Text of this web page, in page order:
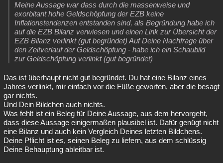
Meine Aussage war dass durch die massenweise und
exorbitant hohe Geldschöpfung der EZB keine
Inflationstendenzen entstanden sind, als Begründung habe ich
auf die EZB Bilanz verwiesen und einen Link zur Übersicht der
EZB Bilanz verlinkt (gut begründet) Auf Deine Nachfrage über
den Zeitverlauf der Geldschöpfung - habe ich ein Schaubild
zur Geldschöpfung verlinkt (gut begründet)
Das ist überhaupt nicht gut begründet. Du hat eine Bilanz eines
Jahres verlinkt, mir einfach vor die Füße geworfen, aber die besagt
gar nichts.
Und Dein Bildchen auch nichts.
Was fehlt ist ein Beleg für Deine Aussage, aus dem hervorgeht,
dass diese Aussage einigermaßen plausibel ist. Dafür genügt nicht
eine Bilanz und auch kein Vergleich Deines letzten Bildchens.
Deine Pflicht ist es, seinen Beleg zu liefern, aus dem schlüssig
Deine Behauptung ableitbar ist.